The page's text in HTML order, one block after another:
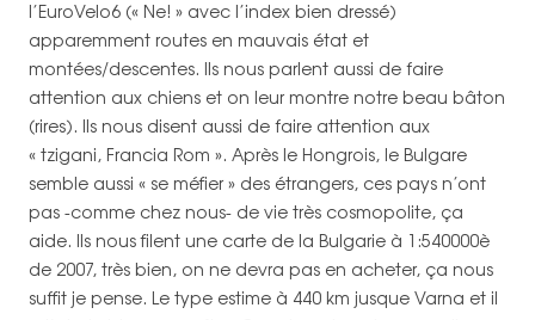
l’EuroVelo6 (« Ne! » avec l’index bien dressé)
apparemment routes en mauvais état et
montées/descentes. Ils nous parlent aussi de faire
attention aux chiens et on leur montre notre beau bâton
(rires). Ils nous disent aussi de faire attention aux
« tzigani, Francia Rom ». Après le Hongrois, le Bulgare
semble aussi « se méfier » des étrangers, ces pays n’ont
pas -comme chez nous- de vie très cosmopolite, ça
aide. Ils nous filent une carte de la Bulgarie à 1:540000è
de 2007, très bien, on ne devra pas en acheter, ça nous
suffit je pense. Le type estime à 440 km jusque Varna et il